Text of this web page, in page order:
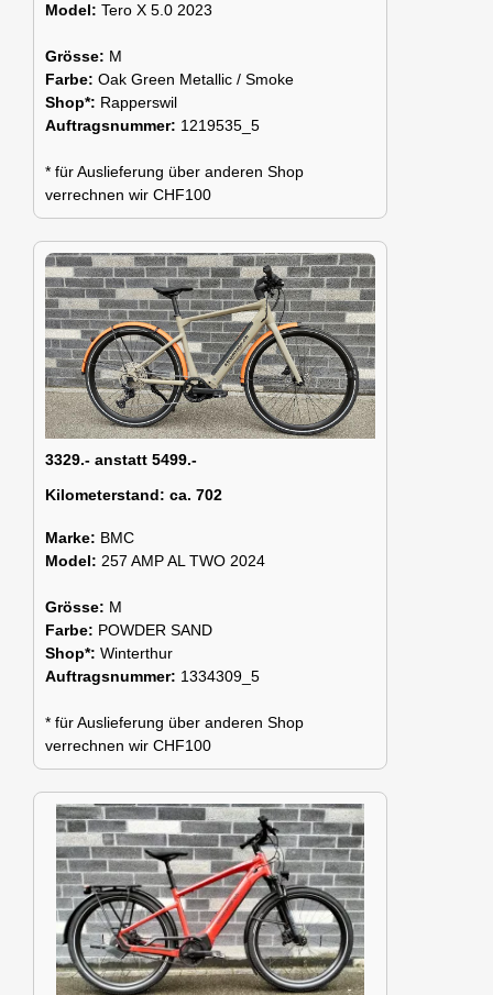
Model: Tero X 5.0 2023
Grösse: M
Farbe: Oak Green Metallic / Smoke
Shop*: Rapperswil
Auftragsnummer: 1219535_5
* für Auslieferung über anderen Shop
verrechnen wir CHF100
3329.- anstatt 5499.-
Kilometerstand: ca. 702
Marke: BMC
Model: 257 AMP AL TWO 2024
Grösse: M
Farbe: POWDER SAND
Shop*: Winterthur
Auftragsnummer: 1334309_5
* für Auslieferung über anderen Shop
verrechnen wir CHF100